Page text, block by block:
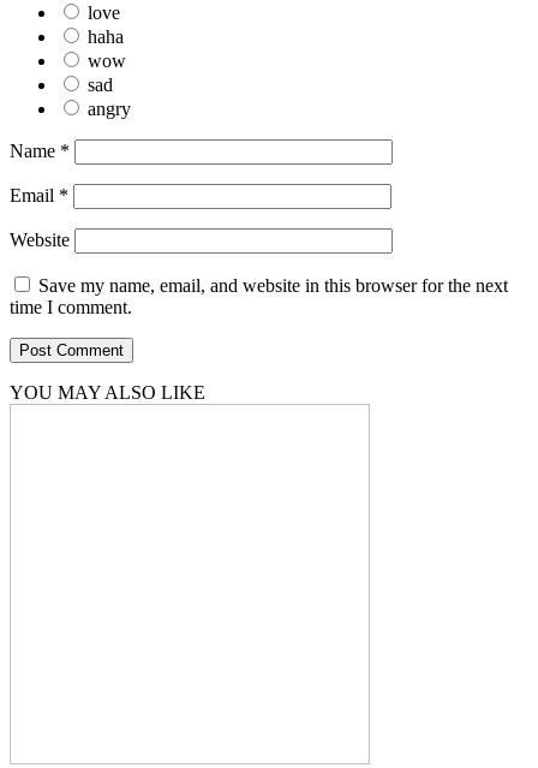
love
haha
wow
sad
angry
Name *
Email *
Website
Save my name, email, and website in this browser for the next
time I comment.
YOU MAY ALSO LIKE